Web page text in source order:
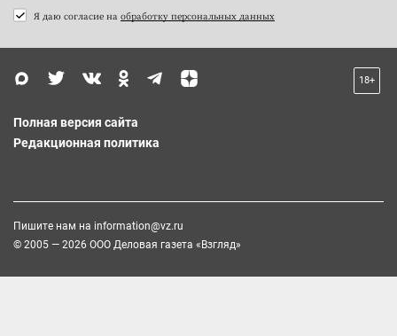
Я даю согласие на обработку персональных данных
18+
Полная версия сайта
Редакционная политика
Пишите нам на information@vz.ru
© 2005 — 2026 ООО Деловая газета «Взгляд»